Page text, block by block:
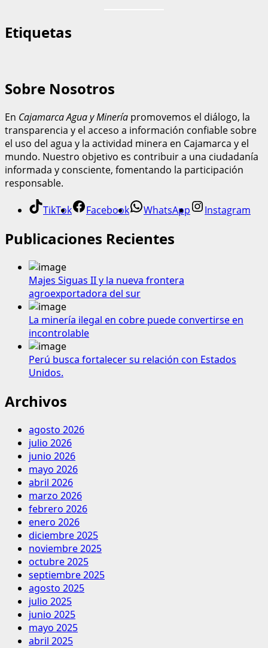
Etiquetas
Sobre Nosotros
En Cajamarca Agua y Minería promovemos el diálogo, la
transparencia y el acceso a información confiable sobre
el uso del agua y la actividad minera en Cajamarca y el
mundo. Nuestro objetivo es contribuir a una ciudadanía
informada y consciente, fomentando la participación
responsable.
TikTok Facebook WhatsApp Instagram
Publicaciones Recientes
Majes Siguas II y la nueva frontera
agroexportadora del sur
La minería ilegal en cobre puede convertirse en
incontrolable
Perú busca fortalecer su relación con Estados
Unidos.
Archivos
agosto 2026
julio 2026
junio 2026
mayo 2026
abril 2026
marzo 2026
febrero 2026
enero 2026
diciembre 2025
noviembre 2025
octubre 2025
septiembre 2025
agosto 2025
julio 2025
junio 2025
mayo 2025
abril 2025